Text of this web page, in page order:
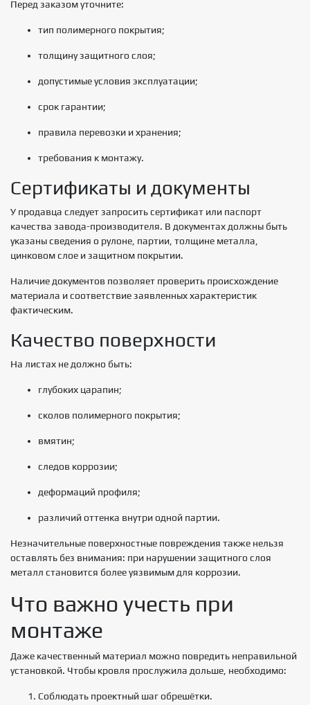
Перед заказом уточните:
тип полимерного покрытия;
толщину защитного слоя;
допустимые условия эксплуатации;
срок гарантии;
правила перевозки и хранения;
требования к монтажу.
Сертификаты и документы
У продавца следует запросить сертификат или паспорт
качества завода-производителя. В документах должны быть
указаны сведения о рулоне, партии, толщине металла,
цинковом слое и защитном покрытии.
Наличие документов позволяет проверить происхождение
материала и соответствие заявленных характеристик
фактическим.
Качество поверхности
На листах не должно быть:
глубоких царапин;
сколов полимерного покрытия;
вмятин;
следов коррозии;
деформаций профиля;
различий оттенка внутри одной партии.
Незначительные поверхностные повреждения также нельзя
оставлять без внимания: при нарушении защитного слоя
металл становится более уязвимым для коррозии.
Что важно учесть при
монтаже
Даже качественный материал можно повредить неправильной
установкой. Чтобы кровля прослужила дольше, необходимо:
Соблюдать проектный шаг обрешётки.